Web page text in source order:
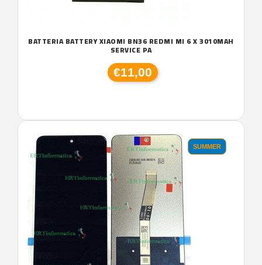
BATTERIA BATTERY XIAOMI BN36 REDMI MI 6 X 3010MAH
SERVICE PA
€11,00
SUMMER